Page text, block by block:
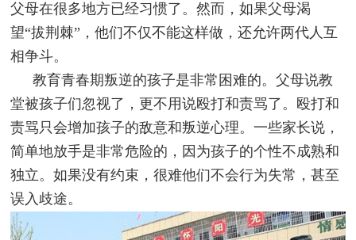
父母在很多地方已经习惯了。然而，如果父母渴
望“拔荆棘”，他们不仅不能这样做，还允许两代人互
相争斗。
教育青春期叛逆的孩子是非常困难的。父母说教
堂被孩子们忽视了，更不用说殴打和责骂了。殴打和
责骂只会增加孩子的敌意和叛逆心理。一些家长说，
简单地放手是非常危险的，因为孩子的个性不成熟和
独立。如果没有约束，很难他们不会行为失常，甚至
误入歧途。